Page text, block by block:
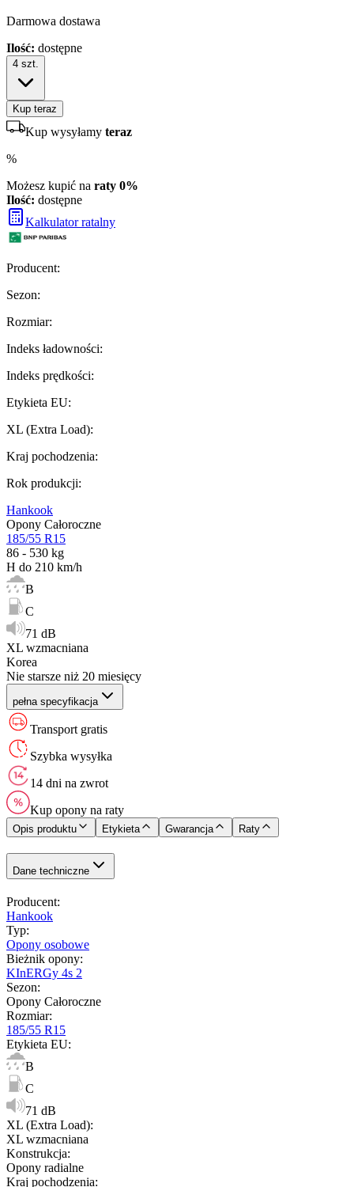
Darmowa dostawa
Ilość: dostępne
4 szt.
Kup teraz
Kup wysyłamy teraz
%
Możesz kupić na raty 0%
Ilość: dostępne
Kalkulator ratalny
Producent:
Sezon:
Rozmiar:
Indeks ładowności:
Indeks prędkości:
Etykieta EU:
XL (Extra Load):
Kraj pochodzenia:
Rok produkcji:
Hankook
Opony Całoroczne
185/55 R15
86 - 530 kg
H do 210 km/h
B
C
71 dB
XL wzmacniana
Korea
Nie starsze niż 20 miesięcy
pełna specyfikacja
Transport gratis
Szybka wysyłka
14 dni na zwrot
Kup opony na raty
Opis produktu Etykieta Gwarancja Raty
Dane techniczne
Producent:
Hankook
Typ:
Opony osobowe
Bieżnik opony:
KInERGy 4s 2
Sezon:
Opony Całoroczne
Rozmiar:
185/55 R15
Etykieta EU:
B
C
71 dB
XL (Extra Load):
XL wzmacniana
Konstrukcja:
Opony radialne
Kraj pochodzenia: